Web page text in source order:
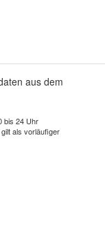
aus dem
bis 24 Uhr
als vorläufiger